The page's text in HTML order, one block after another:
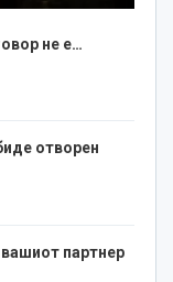
не е…
отворен
партнер